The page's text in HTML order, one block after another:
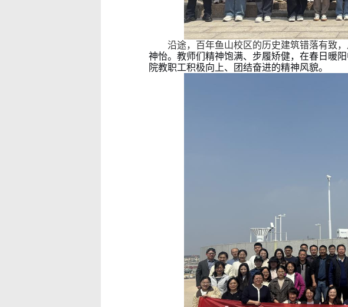
沿途，百年鱼山校区的历史建筑错落有致
神怡。教师们精神饱满、步履矫健，在春日暖
院教职工积极向上、团结奋进的精神风貌。